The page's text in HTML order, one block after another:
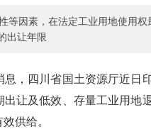
等因素，在法定工业用地使用
出让年限
四川省国土资源厅近日
让及低效、存量工业用地
供给。